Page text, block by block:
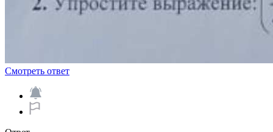
Смотреть ответ